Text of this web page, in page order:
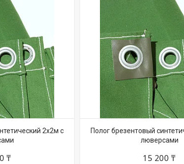
2х2м с
₸
Полог брезентовый
люверсами
15 200 ₸